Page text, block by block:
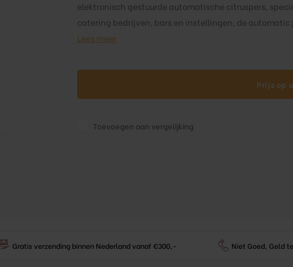
elektronisch gestuurde automatische citruspers,
catering bedrijven, bars en instellingen, de automatic
Lees meer
Prijs op
Toevoegen aan vergelijking
Gratis verzending binnen Nederland vanaf €300,- Niet Goed, Geld